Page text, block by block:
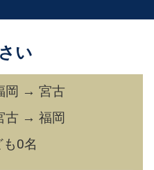
い
岡 → 宮古
古 → 福岡
0名